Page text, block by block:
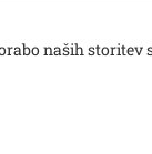
naših storitev